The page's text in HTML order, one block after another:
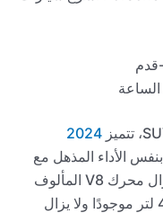
2024
الأداء المذهل مع
قوة أكبر قليلاً تحت غطاء المحرك. لا يزال محرك V8 المألوف
المزود بشاحن توربيني مزدوج سعة 4.0 لتر موجودًا ولا يزال